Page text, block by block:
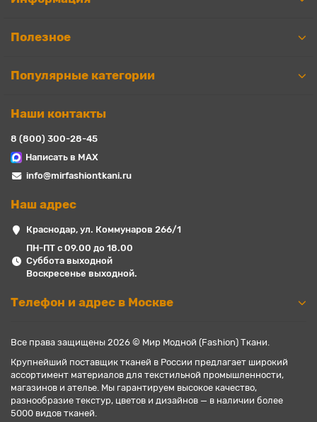
Полезное
Популярные категории
Наши контакты
8 (800) 300-28-45
Написать в MAX
info@mirfashiontkani.ru
Наш адрес
Краснодар, ул. Коммунаров 266/1
ПН-ПТ с 09.00 до 18.00
Суббота выходной
Воскресенье выходной.
Телефон и адрес в Москве
Все права защищены 2026 © Мир Модной (Fashion) Ткани.
Крупнейший поставщик тканей в России предлагает широкий
ассортимент материалов для текстильной промышленности,
магазинов и ателье. Мы гарантируем высокое качество,
разнообразие текстур, цветов и дизайнов — в наличии более
5000 видов тканей.